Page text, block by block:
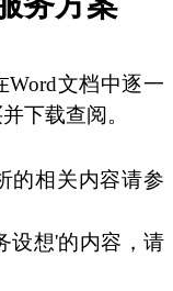
文档中逐一
下载查阅。
的相关内容请参
设想'的内容，请